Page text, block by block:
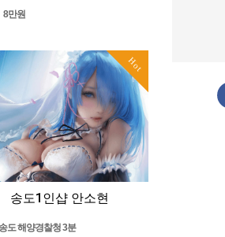
8만원
Hot
송도1인샵 안소현
송도 해양경찰청 3분